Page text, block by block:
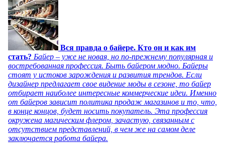
Вся правда о байере. Кто он и как им
стать? Байер – уже не новая, но по-прежнему популярная и
востребованная профессия. Быть байером модно. Байеры
стоят у истоков зарождения и развития трендов. Если
дизайнер предлагает свое видение моды в сезоне, то байер
отбирает наиболее интересные коммерческие идеи. Именно
от байеров зависит политика продаж магазинов и то, что,
в конце концов, будет носить покупатель. Эта профессия
окружена магическим флером, зачастую, связанным с
отсутствием представлений, в чем же на самом деле
заключается работа байера.